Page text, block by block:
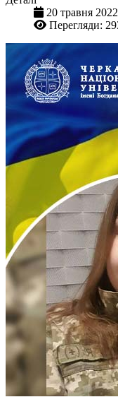
20 травня 2022
Перегляди: